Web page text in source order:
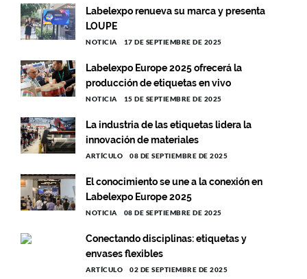
Labelexpo renueva su marca y presenta
LOUPE
NOTICIA 17 DE SEPTIEMBRE DE 2025
Labelexpo Europe 2025 ofrecerá la
producción de etiquetas en vivo
NOTICIA 15 DE SEPTIEMBRE DE 2025
La industria de las etiquetas lidera la
innovación de materiales
ARTÍCULO 08 DE SEPTIEMBRE DE 2025
El conocimiento se une a la conexión en
Labelexpo Europe 2025
NOTICIA 08 DE SEPTIEMBRE DE 2025
Conectando disciplinas: etiquetas y
envases flexibles
ARTÍCULO 02 DE SEPTIEMBRE DE 2025